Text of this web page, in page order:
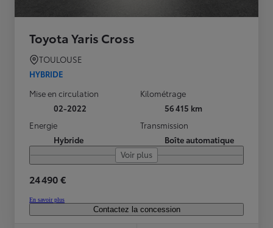
Toyota Yaris Cross
TOULOUSE
HYBRIDE
Mise en circulation
02-2022
Kilométrage
56 415 km
Energie
Hybride
Transmission
Boîte automatique
Voir plus
24 490 €
En savoir plus
Contactez la concession